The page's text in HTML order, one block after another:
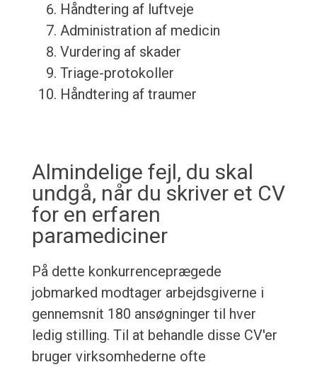
Håndtering af luftveje
Administration af medicin
Vurdering af skader
Triage-protokoller
Håndtering af traumer
Almindelige fejl, du skal
undgå, når du skriver et CV
for en erfaren
paramediciner
På dette konkurrenceprægede
jobmarked modtager arbejdsgiverne i
gennemsnit 180 ansøgninger til hver
ledig stilling. Til at behandle disse CV'er
bruger virksomhederne ofte